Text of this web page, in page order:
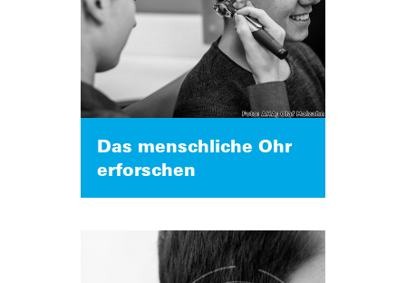
Das menschliche Ohr
erforschen